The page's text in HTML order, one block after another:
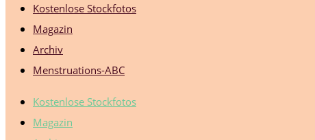
Kostenlose Stockfotos
Magazin
Archiv
Menstruations-ABC
Kostenlose Stockfotos
Magazin